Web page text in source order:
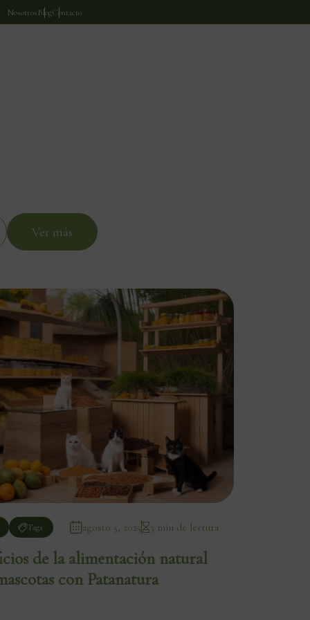
NosotrosBlogContacto
Ver más
Tags agosto 5, 2025 3 min de lectura
de la alimentación natural
con Patanatura